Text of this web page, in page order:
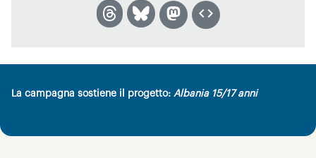
La campagna sostiene il progetto: Albania 15/17 anni